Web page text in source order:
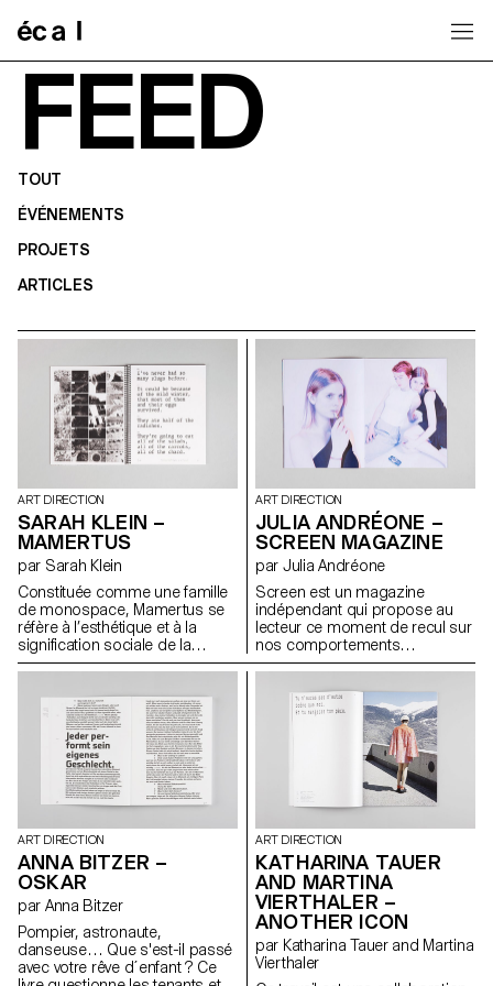
FEED
TOUT
ÉVÉNEMENTS
PROJETS
ARTICLES
ART DIRECTION
SARAH KLEIN –
MAMERTUS
par Sarah Klein
Constituée comme une famille
de monospace, Mamertus se
réfère à l’esthétique et à la
signification sociale de la
machine à écrire. La police se
interchangeables : serif regular,
serif bold et sans serif regular.
En outre, quelques glyphes
alternatifs sortent de la grille
rigide de monospace et offrent
une utilisation plus ludique de la
police.
ART DIRECTION
JULIA ANDRÉONE –
SCREEN MAGAZINE
par Julia Andréone
Screen est un magazine
indépendant qui propose au
lecteur ce moment de recul sur
nos comportements
quotidiens par rapport aux
concentre sur l’étude de la
notion d’espace et sur les
transformations que l’écran y
engendre. Des écrivains, des
photographes, des designers
explorent le lien entre l’espace
physique et l’espace virtuel ;
interface. Ce projet fut une
bonne expérience pour
comprendre toutes les étapes
de la création d’un magazine :
de sa conception à sa
production.
ART DIRECTION
ANNA BITZER –
OSKAR
par Anna Bitzer
Pompier, astronaute,
danseuse… Que s'est-il passé
avec votre rêve d´enfant ? Ce
ART DIRECTION
KATHARINA TAUER
AND MARTINA
VIERTHALER –
ANOTHER ICON
par Katharina Tauer and Martina
Vierthaler